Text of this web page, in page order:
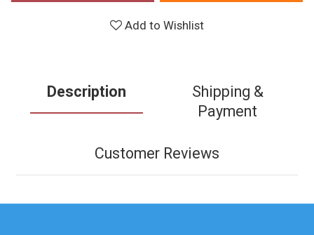
Add to Wishlist
Description
Shipping &
Payment
Customer Reviews